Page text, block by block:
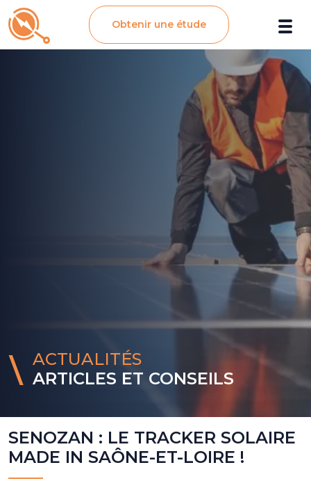
Obtenir une étude
ACTUALITÉS
ARTICLES ET CONSEILS
SENOZAN : LE TRACKER SOLAIRE
MADE IN SAÔNE-ET-LOIRE !